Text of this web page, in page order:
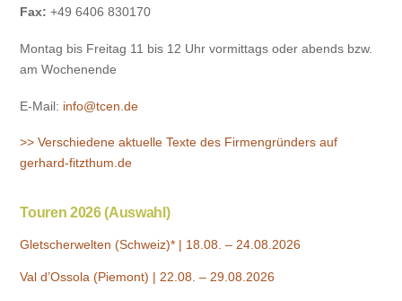
Fax: +49 6406 830170
Montag bis Freitag 11 bis 12 Uhr vormittags oder abends bzw.
am Wochenende
E-Mail: info@tcen.de
>> Verschiedene aktuelle Texte des Firmengründers auf
gerhard-fitzthum.de
Touren 2026 (Auswahl)
Gletscherwelten (Schweiz)* | 18.08. – 24.08.2026
Val d’Ossola (Piemont) | 22.08. – 29.08.2026